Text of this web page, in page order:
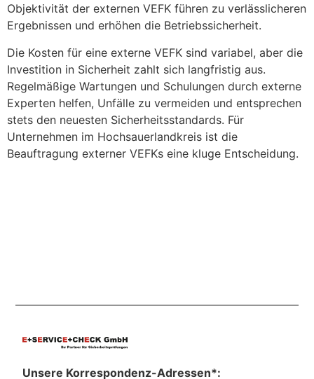
Objektivität der externen VEFK führen zu verlässlicheren
Ergebnissen und erhöhen die Betriebssicherheit.
Die Kosten für eine externe VEFK sind variabel, aber die
Investition in Sicherheit zahlt sich langfristig aus.
Regelmäßige Wartungen und Schulungen durch externe
Experten helfen, Unfälle zu vermeiden und entsprechen
stets den neuesten Sicherheitsstandards. Für
Unternehmen im Hochsauerlandkreis ist die
Beauftragung externer VEFKs eine kluge Entscheidung.
Unsere Korrespondenz-Adressen*: